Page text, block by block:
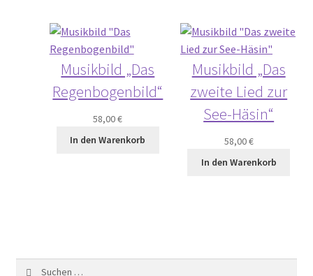
Musikbild „Das
Regenbogenbild“
58,00€
In den Warenkorb
Musikbild „Das
zweite Lied zur
See-Häsin“
58,00€
In den Warenkorb